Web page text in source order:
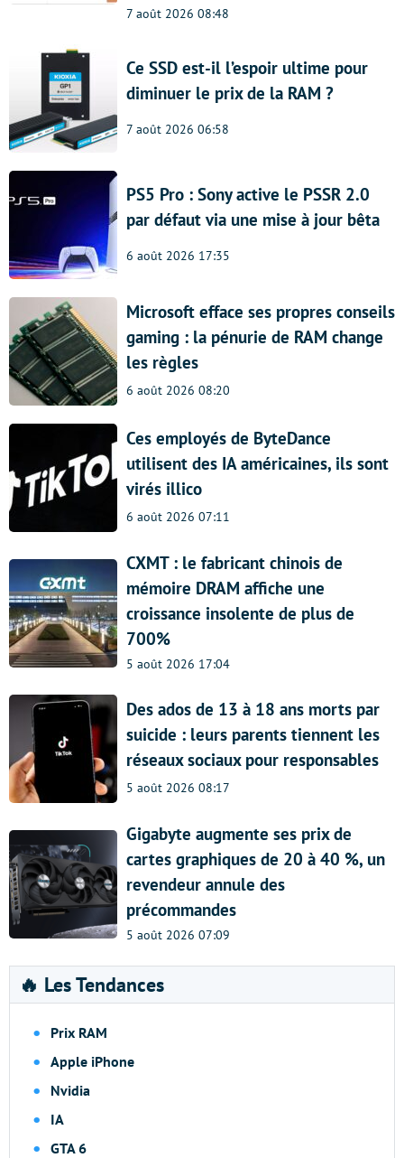
7 août 2026 08:48
Ce SSD est-il l’espoir ultime pour
diminuer le prix de la RAM ?
7 août 2026 06:58
PS5 Pro : Sony active le PSSR 2.0
par défaut via une mise à jour bêta
6 août 2026 17:35
Microsoft efface ses propres conseils
gaming : la pénurie de RAM change
les règles
6 août 2026 08:20
Ces employés de ByteDance
utilisent des IA américaines, ils sont
virés illico
6 août 2026 07:11
CXMT : le fabricant chinois de
mémoire DRAM affiche une
croissance insolente de plus de
700%
5 août 2026 17:04
Des ados de 13 à 18 ans morts par
suicide : leurs parents tiennent les
réseaux sociaux pour responsables
5 août 2026 08:17
Gigabyte augmente ses prix de
cartes graphiques de 20 à 40 %, un
revendeur annule des
précommandes
5 août 2026 07:09
🔥 Les Tendances
Prix RAM
Apple iPhone
Nvidia
IA
GTA 6